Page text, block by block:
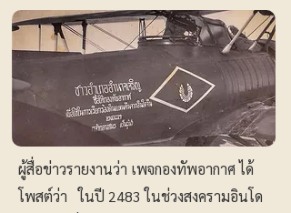
ผู้สื่อข่าวรายงานว่า เพจกองทัพอากาศ ได้
โพสต์ว่า ในปี 2483 ในช่วงสงครามอินโด